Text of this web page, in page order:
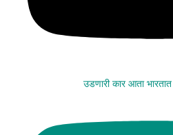
उडणारी कार आता